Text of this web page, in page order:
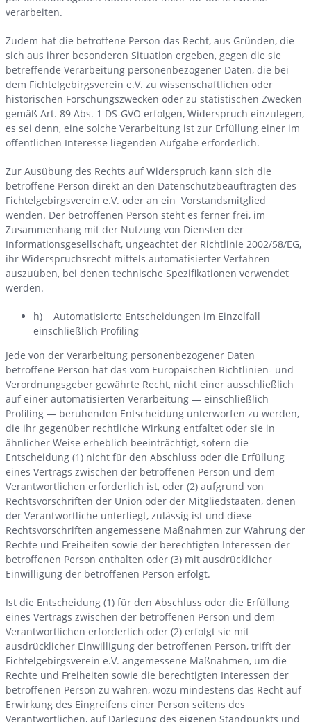
verarbeiten.
Zudem hat die betroffene Person das Recht, aus Gründen, die
sich aus ihrer besonderen Situation ergeben, gegen die sie
betreffende Verarbeitung personenbezogener Daten, die bei
dem Fichtelgebirgsverein e.V. zu wissenschaftlichen oder
historischen Forschungszwecken oder zu statistischen Zwecken
gemäß Art. 89 Abs. 1 DS-GVO erfolgen, Widerspruch einzulegen,
es sei denn, eine solche Verarbeitung ist zur Erfüllung einer im
öffentlichen Interesse liegenden Aufgabe erforderlich.
Zur Ausübung des Rechts auf Widerspruch kann sich die
betroffene Person direkt an den Datenschutzbeauftragten des
Fichtelgebirgsverein e.V. oder an ein Vorstandsmitglied
wenden. Der betroffenen Person steht es ferner frei, im
Zusammenhang mit der Nutzung von Diensten der
Informationsgesellschaft, ungeachtet der Richtlinie 2002/58/EG,
ihr Widerspruchsrecht mittels automatisierter Verfahren
auszuüben, bei denen technische Spezifikationen verwendet
werden.
h) Automatisierte Entscheidungen im Einzelfall
einschließlich Profiling
Jede von der Verarbeitung personenbezogener Daten
betroffene Person hat das vom Europäischen Richtlinien- und
Verordnungsgeber gewährte Recht, nicht einer ausschließlich
auf einer automatisierten Verarbeitung — einschließlich
Profiling — beruhenden Entscheidung unterworfen zu werden,
die ihr gegenüber rechtliche Wirkung entfaltet oder sie in
ähnlicher Weise erheblich beeinträchtigt, sofern die
Entscheidung (1) nicht für den Abschluss oder die Erfüllung
eines Vertrags zwischen der betroffenen Person und dem
Verantwortlichen erforderlich ist, oder (2) aufgrund von
Rechtsvorschriften der Union oder der Mitgliedstaaten, denen
der Verantwortliche unterliegt, zulässig ist und diese
Rechtsvorschriften angemessene Maßnahmen zur Wahrung der
Rechte und Freiheiten sowie der berechtigten Interessen der
betroffenen Person enthalten oder (3) mit ausdrücklicher
Einwilligung der betroffenen Person erfolgt.
Ist die Entscheidung (1) für den Abschluss oder die Erfüllung
eines Vertrags zwischen der betroffenen Person und dem
Verantwortlichen erforderlich oder (2) erfolgt sie mit
ausdrücklicher Einwilligung der betroffenen Person, trifft der
Fichtelgebirgsverein e.V. angemessene Maßnahmen, um die
Rechte und Freiheiten sowie die berechtigten Interessen der
betroffenen Person zu wahren, wozu mindestens das Recht auf
Erwirkung des Eingreifens einer Person seitens des
Verantwortlichen, auf Darlegung des eigenen Standpunkts und